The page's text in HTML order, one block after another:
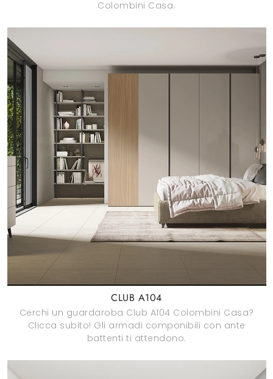
Colombini Casa.
CLUB A104
Cerchi un guardaroba Club A104 Colombini Casa?
Clicca subito! Gli armadi componibili con ante
battenti ti attendono.